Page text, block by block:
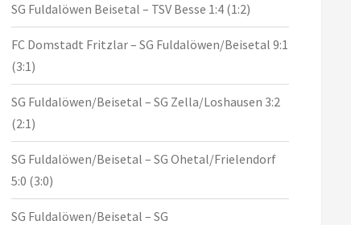
SG Fuldalöwen Beisetal – TSV Besse 1:4 (1:2)
FC Domstadt Fritzlar – SG Fuldalöwen/Beisetal 9:1
(3:1)
SG Fuldalöwen/Beisetal – SG Zella/Loshausen 3:2
(2:1)
SG Fuldalöwen/Beisetal – SG Ohetal/Frielendorf
5:0 (3:0)
SG Fuldalöwen/Beisetal – SG